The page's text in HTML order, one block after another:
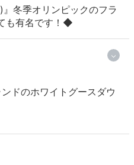
冬季オリンピックのフラ
も有名です！◆
ドのホワイトグースダウ